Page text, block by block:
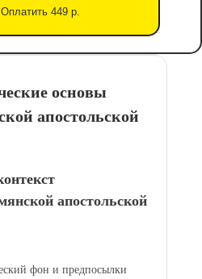
Оплатить 449 р.
основы
апостольской
апостольской
фон и предпосылки